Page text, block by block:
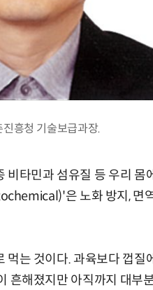
흥청 기술보급과장.
타민과 섬유질 등 우리 몸
은 노화 방지, 면
는 것이다. 과육보다 껍질
흔해졌지만 아직까지 대부